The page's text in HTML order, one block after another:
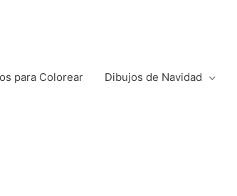
para Colorear Dibujos de Navidad